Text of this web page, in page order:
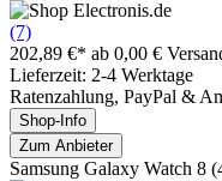
(7)
202,89 €* ab 0,00 €
Lieferzeit: 2-4 Werktage
Ratenzahlung, PayPal &
Shop-Info
Zum Anbieter
Samsung Galaxy Watch 8